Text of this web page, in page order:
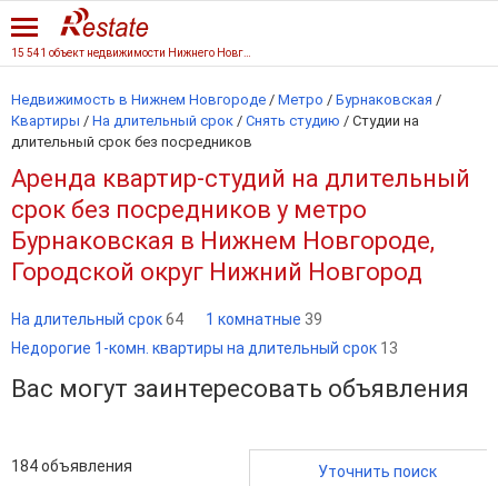
Недвижимость в Нижнем Новгороде / Метро / Бурнаковская /
Квартиры / На длительный срок / Снять студию / Студии на
длительный срок без посредников
Аренда квартир-студий на длительный
срок без посредников у метро
Бурнаковская в Нижнем Новгороде,
Городской округ Нижний Новгород
На длительный срок64 1 комнатные 39
Недорогие 1-комн. квартиры на длительный срок 13
Вас могут заинтересовать объявления
184объявления Уточнить поиск